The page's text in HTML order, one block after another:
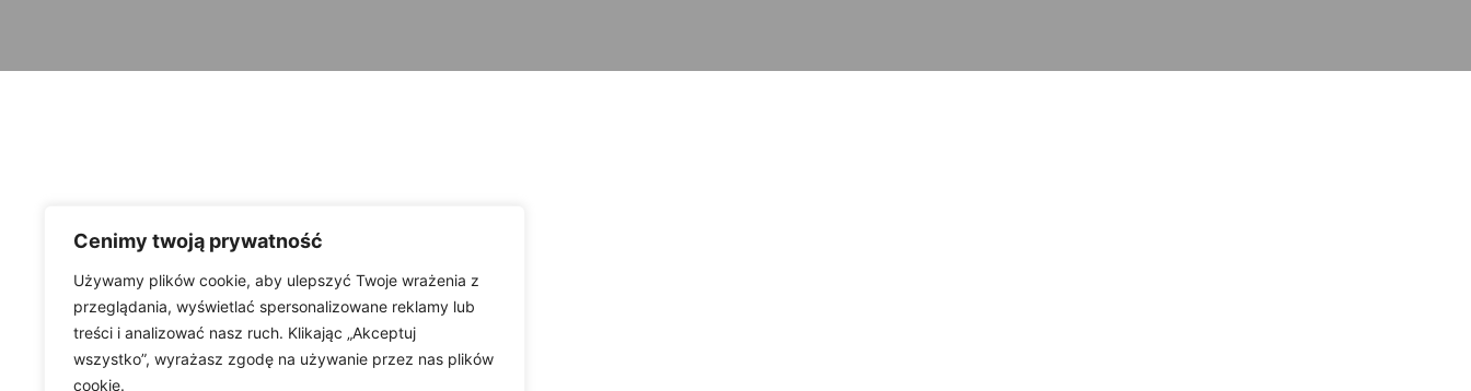
Cenimy twoją prywatność
Używamy plików cookie, aby ulepszyć Twoje wrażenia z
przeglądania, wyświetlać spersonalizowane reklamy lub
treści i analizować nasz ruch. Klikając „Akceptuj
wszystko”, wyrażasz zgodę na używanie przez nas plików
cookie.